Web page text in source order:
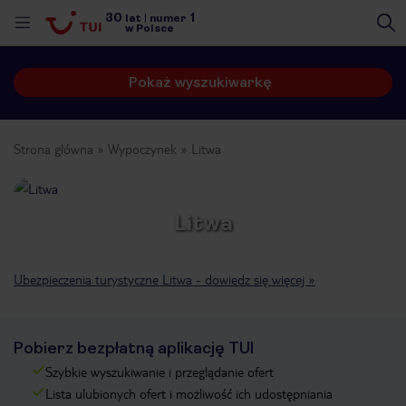
30 lat numer 1
w Polsce
Pokaż wyszukiwarkę
Strona główna Wypoczynek Litwa
Litwa
Ubezpieczenia turystyczne Litwa - dowiedz się więcej »
Pobierz bezpłatną aplikację TUI
Szybkie wyszukiwanie i przeglądanie ofert
Lista ulubionych ofert i możliwość ich udostępniania